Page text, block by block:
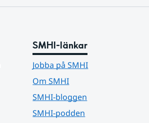
SMHI-länkar
Jobba på SMHI
Om SMHI
SMHI-bloggen
SMHI-podden